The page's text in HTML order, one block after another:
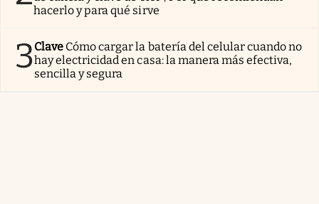
hacerlo y para qué sirve
3Clave Cómo cargar la batería del celular cuando no
hay electricidad en casa: la manera más efectiva,
sencilla y segura